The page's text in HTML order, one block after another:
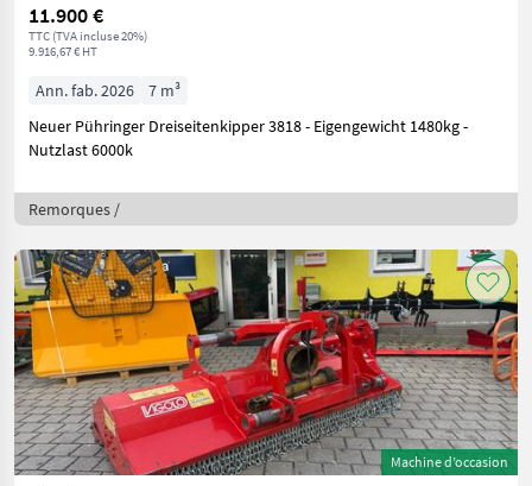
11.900 €
TTC (TVA incluse 20%)
9.916,67 € HT
Ann. fab. 2026
7 m³
Neuer Pühringer Dreiseitenkipper 3818 - Eigengewicht 1480kg -
Nutzlast 6000k
Remorques /
Machine d’occasion